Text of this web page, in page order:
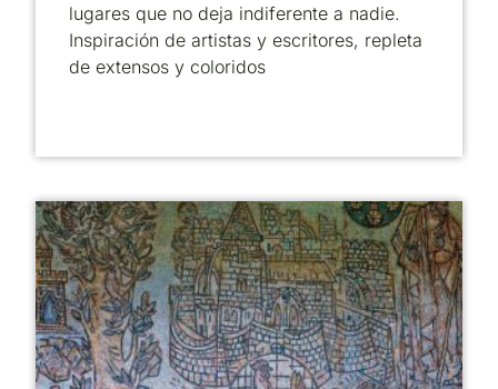
lugares que no deja indiferente a nadie.
Inspiración de artistas y escritores, repleta
de extensos y coloridos